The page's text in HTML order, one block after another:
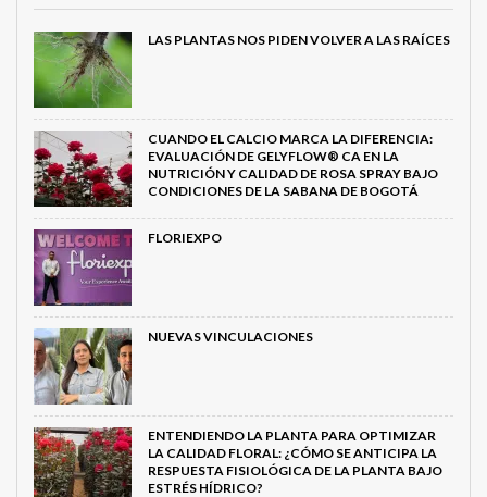
LAS PLANTAS NOS PIDEN VOLVER A LAS RAÍCES
CUANDO EL CALCIO MARCA LA DIFERENCIA:
EVALUACIÓN DE GELYFLOW® CA EN LA
NUTRICIÓN Y CALIDAD DE ROSA SPRAY BAJO
CONDICIONES DE LA SABANA DE BOGOTÁ
FLORIEXPO
NUEVAS VINCULACIONES
ENTENDIENDO LA PLANTA PARA OPTIMIZAR
LA CALIDAD FLORAL: ¿CÓMO SE ANTICIPA LA
RESPUESTA FISIOLÓGICA DE LA PLANTA BAJO
ESTRÉS HÍDRICO?